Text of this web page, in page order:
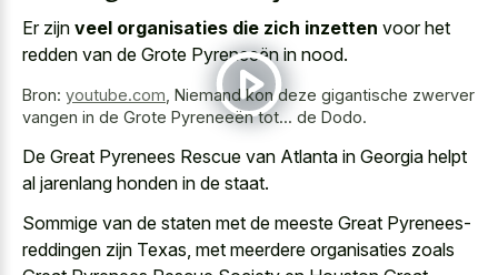
Er zijn veel organisaties die zich inzetten voor het
redden van de Grote Pyreneeën in nood.
Bron: youtube.com Niemand kon deze gigantische zwerver
vangen in de Grote Pyreneeën tot... de Dodo.
De Great Pyrenees Rescue van Atlanta in Georgia helpt
al jarenlang honden in de staat.
Sommige van de staten met de meeste Great Pyrenees-
reddingen zijn Texas, met meerdere organisaties zoals